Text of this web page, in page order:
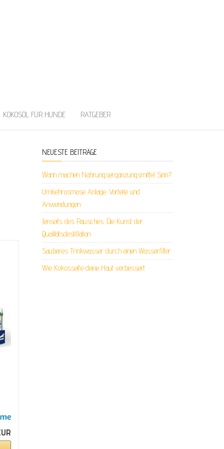
KOKOSÖL FÜR HUNDE RATGEBER
NEUESTE BEITRÄGE
Wann machen Nahrungsergänzungsmittel Sinn?
Umkehrosmose Anlage: Vorteile und
Anwendungen
Jenseits des Rausches: Die Kunst der
Qualitätsdestillation
Sauberes Trinkwasser durch einen Wasserfilter
Wie Kokosseife deine Haut verbessert